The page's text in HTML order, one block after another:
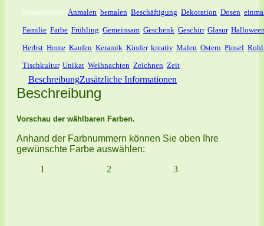
Schlagwörter: Anmalen, bemalen, Beschäftigung, Dekoration, Dosen,
Familie, Farbe, Frühling, Gemeinsam, Geschenk, Geschirr, Glasur,
Herbst, Home, Kaufen, Keramik, Kinder, kreativ, Malen, Ostern, Pinsel,
Tischkultur, Unikat, Weihnachten, Zeichnen, Zeit
BeschreibungZusätzliche Informationen
Beschreibung
Vorschau der wählbaren Farben.
Anhand der Farbnummern können Sie oben Ihre
gewünschte Farbe auswählen:
1
2 3